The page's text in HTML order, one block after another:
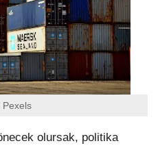
Pexels
olursak, politika